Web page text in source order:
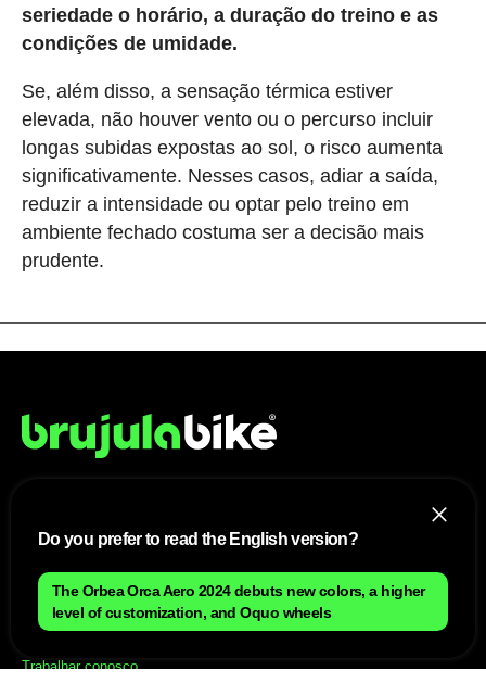
seriedade o horário, a duração do treino e as
condições de umidade.
Se, além disso, a sensação térmica estiver
elevada, não houver vento ou o percurso incluir
longas subidas expostas ao sol, o risco aumenta
significativamente. Nesses casos, adiar a saída,
reduzir a intensidade ou optar pelo treino em
ambiente fechado costuma ser a decisão mais
prudente.
Aviso Legal Brasileiro
Política de cookies Brasileiro
Anúnciate con nosotros brasileiro
Política de privacidad brasileiro
Trabalhar conosco
Do you prefer to read the English version?
The Orbea Orca Aero 2024 debuts new colors, a higher
level of customization, and Oquo wheels